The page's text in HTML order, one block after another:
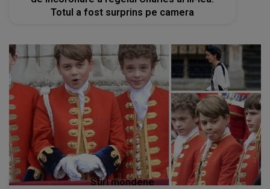
Totul a fost surprins pe camera
Stiri mondene